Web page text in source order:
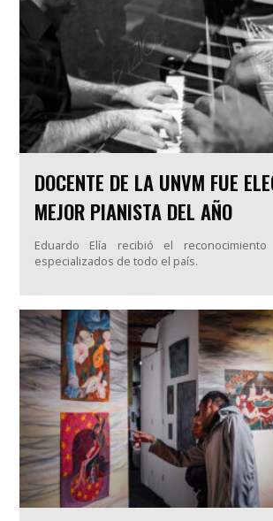
DOCENTE DE LA UNVM FUE
MEJOR PIANISTA DEL AÑO
Eduardo Elía recibió el
especializados de todo el país.